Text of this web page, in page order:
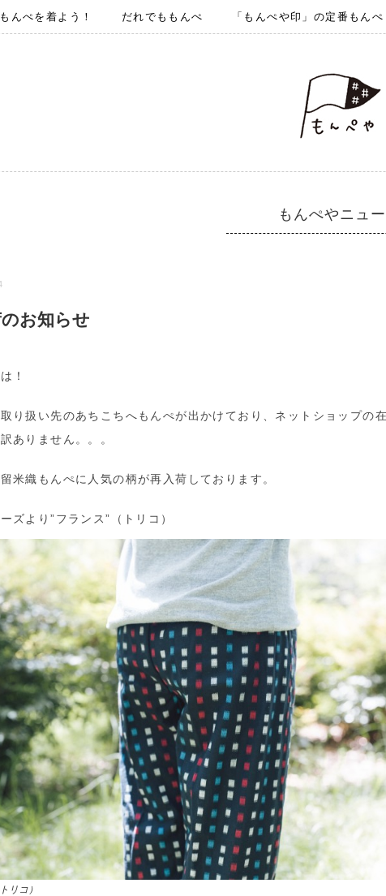
もんぺを着よう！ だれでももんぺ 「もんぺや印」の定番もんぺ
もんぺやニュ
お知らせ
！
り扱い先のあちこちへもんぺが出かけており、ネットショップの
ありません。。。
米織もんぺに人気の柄が再入荷しております。
ズより”フランス”（トリコ）
リコ）